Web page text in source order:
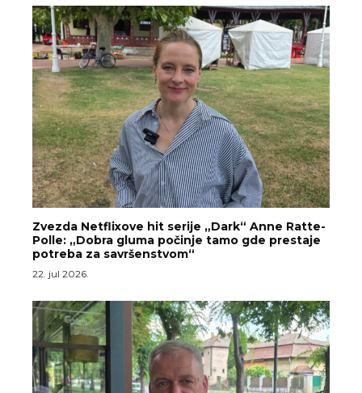
Zvezda Netflixove hit serije „Dark“ Anne Ratte-
Polle: „Dobra gluma počinje tamo gde prestaje
potreba za savršenstvom“
22. jul 2026.